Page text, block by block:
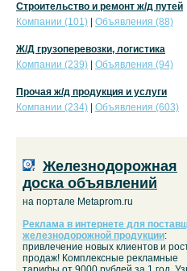
Строительство и ремонт ж/д путей
Компании (101)
Объявления (88)
Ж/Д грузоперевозки, логистика
Компании (239)
Объявления (94)
Прочая ж/д продукция и услуги
Компании (234)
Объявления (603)
Железнодорожная
доска объявлений
на портале Metaprom.ru
Реклама в интернете для
железнодорожной продукции:
привлечение новых клиентов и
продаж! Комплексные рекламные